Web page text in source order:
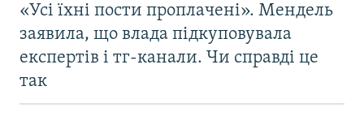
«Усі їхні пости проплачені». Мендель
заявила, що влада підкуповувала
експертів і тг-канали. Чи справді це
так